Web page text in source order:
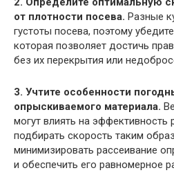
от плотности посева. Разные
густоты посева, поэтому
которая позволяет достичь
без их перекрытия или
3. Учтите особенности
опрыскиваемого материала.
могут влиять на
подбирать скорость таким
минимизировать рассеивание
и обеспечить его равномерное